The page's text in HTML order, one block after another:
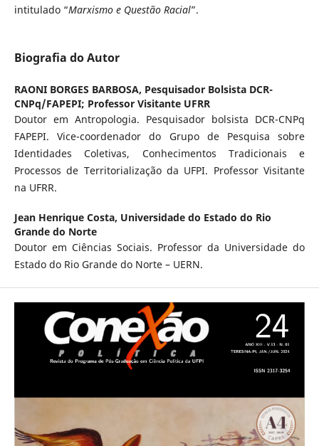
intitulado “Marxismo e Questão Racial”.
Biografia do Autor
RAONI BORGES BARBOSA, Pesquisador Bolsista DCR-
CNPq/FAPEPI; Professor Visitante UFRR
Doutor em Antropologia. Pesquisador bolsista DCR-CNPq
FAPEPI. Vice-coordenador do Grupo de Pesquisa sobre
Identidades Coletivas, Conhecimentos Tradicionais e
Processos de Territorialização da UFPI. Professor Visitante
na UFRR.
Jean Henrique Costa, Universidade do Estado do Rio
Grande do Norte
Doutor em Ciências Sociais. Professor da Universidade do
Estado do Rio Grande do Norte – UERN.